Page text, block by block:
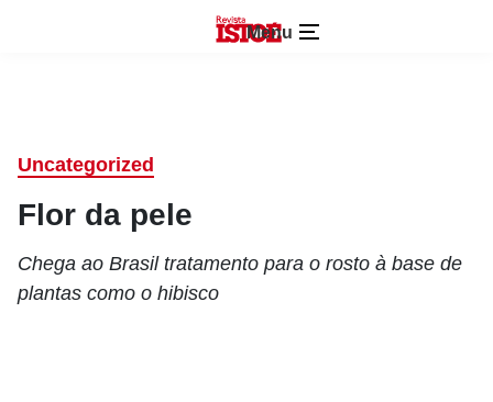
Menu
Uncategorized
Flor da pele
Chega ao Brasil tratamento para o rosto à base de
plantas como o hibisco